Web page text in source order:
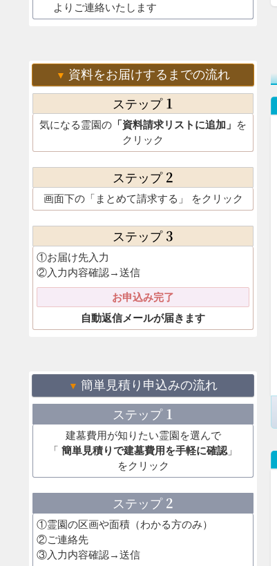
よりご連絡いたします
資料をお届けするまでの流れ
ステップ 1
気になる霊園の 「資料請求リストに追加」 を
クリック
ステップ 2
画面下の「まとめて請求する」 をクリック
ステップ 3
①お届け先入力
②入力内容確認→送信
お申込み完了
自動返信メールが届きます
簡単見積り申込みの流れ
ステップ 1
建墓費用が知りたい霊園を選んで
「簡単見積りで建墓費用を手軽に確認 」
をクリック
ステップ 2
①霊園の区画や面積（わかる方のみ）
②ご連絡先
③入力内容確認→送信